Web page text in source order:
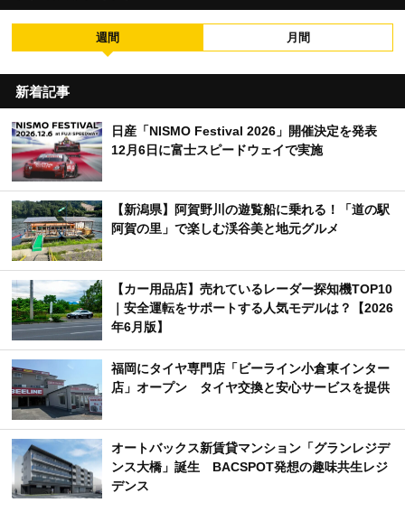
週間 月間
新着記事
日産「NISMO Festival 2026」開催決定を発表
12月6日に富士スピードウェイで実施
【新潟県】阿賀野川の遊覧船に乗れる！「道の駅
阿賀の里」で楽しむ渓谷美と地元グルメ
【カー用品店】売れているレーダー探知機TOP10
｜安全運転をサポートする人気モデルは？【2026
年6月版】
福岡にタイヤ専門店「ビーライン小倉東インター
店」オープン タイヤ交換と安心サービスを提供
オートバックス新賃貸マンション「グランレジデ
ンス大橋」誕生 BACSPOT発想の趣味共生レジ
デンス